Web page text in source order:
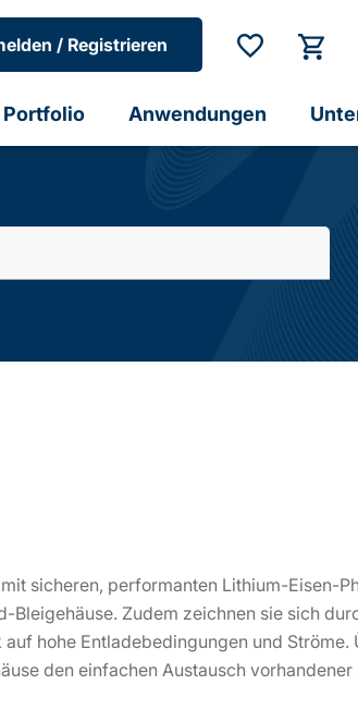
/ Registrieren
Portfolio Anwendungen
sicheren, performanten Lithium-Eisen-
Zudem zeichnen sie sich
hohe Entladebedingungen und
den einfachen Austausch vorhandener